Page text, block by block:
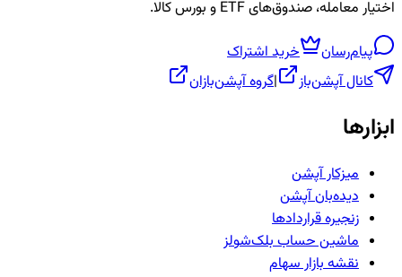
اختیار معامله، صندوق‌های ETF و بورس کالا.
پیام‌رسان
خرید اشتراک
کانال آپشن‌باز
|گروه آپشن‌بازان
ابزارها
میزکار آپشن
دیده‌بان آپشن
زنجیره قراردادها
ماشین حساب بلک‌شولز
نقشه بازار سهام